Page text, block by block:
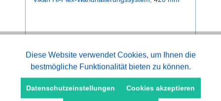
Funktionale Aktiv
Marketing Aktiv
Diese Website verwendet Cookies, um Ihnen die
bestmögliche Funktionalität bieten zu können.
Datenschutzeinstellungen Cookies akzeptieren